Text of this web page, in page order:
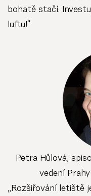
bohatě stačí.
luftu!“
Petra Hůlová,
vedení
„Rozšiřování letiště